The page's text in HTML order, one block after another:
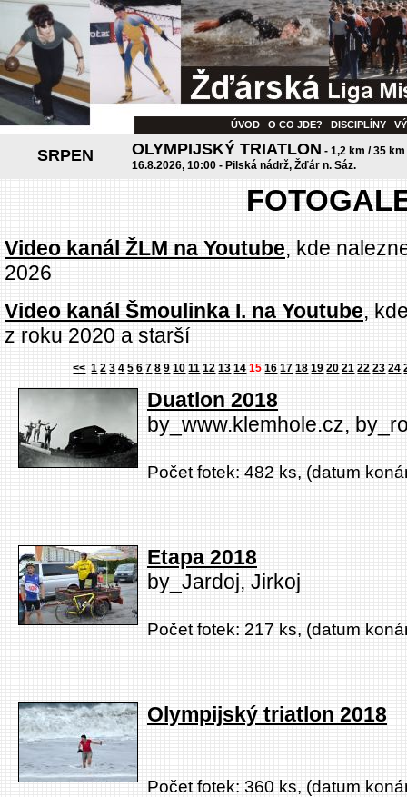
ÚVOD O CO JDE? DISCIPLÍNY
SRPEN OLYMPIJSKÝ TRIATLON - 1,2 km / 35
16.8.2026, 10:00 - Pilská nádrž, Žďár n. Sáz.
Video kanál ŽLM na Youtube, kde
2026
Video kanál Šmoulinka I. na Youtube,
z roku 2020 a starší
<< 1 2 3 4 5 6 7 8 9 10 11 12 13 14 15 16 17 18 19 20 21 22 23 24
Duatlon 2018
by_www.klemhole.cz,
Počet fotek: 482 ks, (datum
Etapa 2018
by_Jardoj, Jirkoj
Počet fotek: 217 ks, (datum
Olympijský triatlon 2018
Počet fotek: 360 ks, (datum